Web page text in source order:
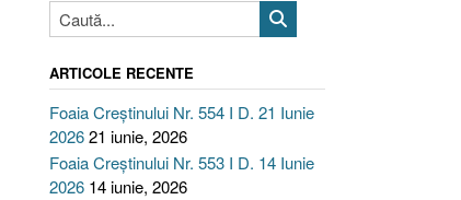
ARTICOLE RECENTE
Foaia Creștinului Nr. 554 I D. 21 Iunie
202621 iunie, 2026
Foaia Creștinului Nr. 553 I D. 14 Iunie
2026 14 iunie, 2026